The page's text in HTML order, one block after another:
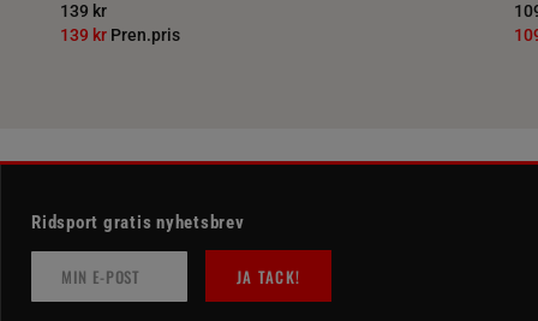
139 kr
139 kr Pren.pris
Ridsport gratis nyhetsbrev
JA TACK!